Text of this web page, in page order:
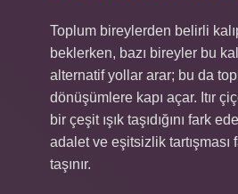
Toplum bireylerden belirli
beklerken, bazı bireyler bu
alternatif yollar arar; bu da
dönüşümlere kapı açar. Itır
bir çeşit ışık taşıdığını fark
adalet ve eşitsizlik tartışması
taşınır.